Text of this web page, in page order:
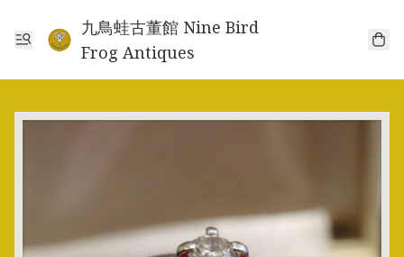
九鳥蛙古董館 Nine Bird
Frog Antiques